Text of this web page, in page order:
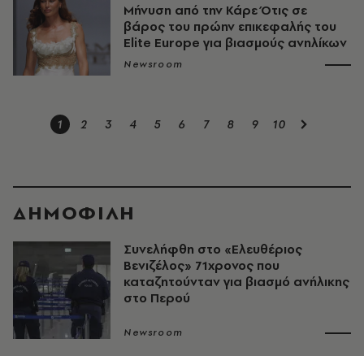
Μήνυση από την Κάρε Ότις σε
βάρος του πρώην επικεφαλής του
Elite Europe για βιασμούς ανηλίκων
Newsroom
1 2 3 4 5 6 7 8 9 10
ΔΗΜΟΦΙΛΗ
Συνελήφθη στο «Ελευθέριος
Βενιζέλος» 71χρονος που
καταζητούνταν για βιασμό ανήλικης
στο Περού
Newsroom